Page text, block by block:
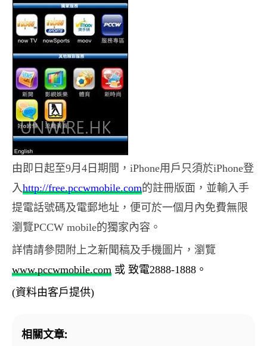
由即日起至9月4日期間， iPhone用戶只須於iPhone登
入http://free.pccwmobile.com的註冊版面，並輸入手
提電話號碼及電郵地址，便可於一個月內免費無限
瀏覽PCCW mobile的獨家內容。
詳情請參閱附上之新聞稿及手機圖片， 瀏覽
www.pccwmobile.com 或 致電2888-1888。
(資料由客戶提供)
相關文章: